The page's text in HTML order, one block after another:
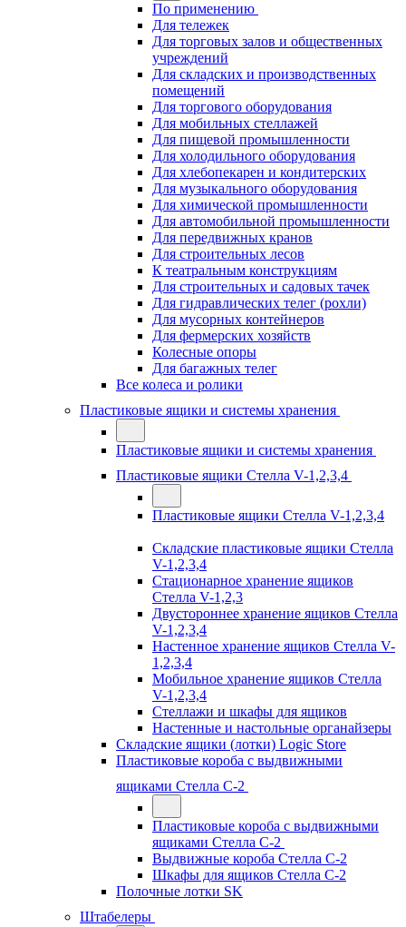
По применению
Для тележек
Для торговых залов и общественных
учреждений
Для складских и производственных
помещений
Для торгового оборудования
Для мобильных стеллажей
Для пищевой промышленности
Для холодильного оборудования
Для хлебопекарен и кондитерских
Для музыкального оборудования
Для химической промышленности
Для автомобильной промышленности
Для передвижных кранов
Для строительных лесов
К театральным конструкциям
Для строительных и садовых тачек
Для гидравлических телег (рохли)
Для мусорных контейнеров
Для фермерских хозяйств
Колесные опоры
Для багажных телег
Все колеса и ролики
Пластиковые ящики и системы хранения
Пластиковые ящики и системы хранения
Пластиковые ящики Стелла V-1,2,3,4
Пластиковые ящики Стелла V-1,2,3,4
Складские пластиковые ящики Стелла
V-1,2,3,4
Стационарное хранение ящиков
Стелла V-1,2,3
Двустороннее хранение ящиков Стелла
V-1,2,3,4
Настенное хранение ящиков Стелла V-
1,2,3,4
Мобильное хранение ящиков Стелла
V-1,2,3,4
Стеллажи и шкафы для ящиков
Настенные и настольные органайзеры
Складские ящики (лотки) Logiс Store
Пластиковые короба с выдвижными
ящиками Стелла С-2
Пластиковые короба с выдвижными
ящиками Стелла С-2
Выдвижные короба Стелла С-2
Шкафы для ящиков Стелла С-2
Полочные лотки SK
Штабелеры